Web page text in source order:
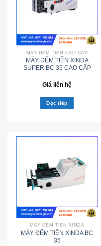
MÁY ĐẾM TIỀN CAO CẤP
MÁY ĐẾM TIỀN XINDA
SUPER BC 35 CAO CẤP
Giá liên hệ
Đọc tiếp
MÁY ĐẾM TIỀN XINDA
MÁY ĐẾM TIỀN XINDA BC
35